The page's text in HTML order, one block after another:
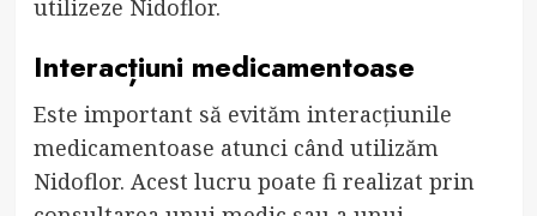
utilizeze Nidoflor.
Interacțiuni medicamentoase
Este important să evităm interacțiunile
medicamentoase atunci când utilizăm
Nidoflor. Acest lucru poate fi realizat prin